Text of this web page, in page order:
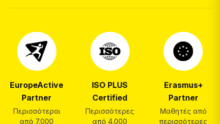
EuropeActive
Partner
Περισσότεροι
από 7.000
ISO PLUS
Certified
Περισσότερες
από 4.000
Erasmus+
Partner
Μαθητές από
περισσότερες